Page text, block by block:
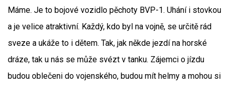
Máme. Je to bojové vozidlo pěchoty BVP-1. Uhání i stovkou
a je velice atraktivní. Každý, kdo byl na vojně, se určitě rád
sveze a ukáže to i dětem. Tak, jak někde jezdí na horské
dráze, tak u nás se může svézt v tanku. Zájemci o jízdu
budou oblečeni do vojenského, budou mít helmy a mohou si